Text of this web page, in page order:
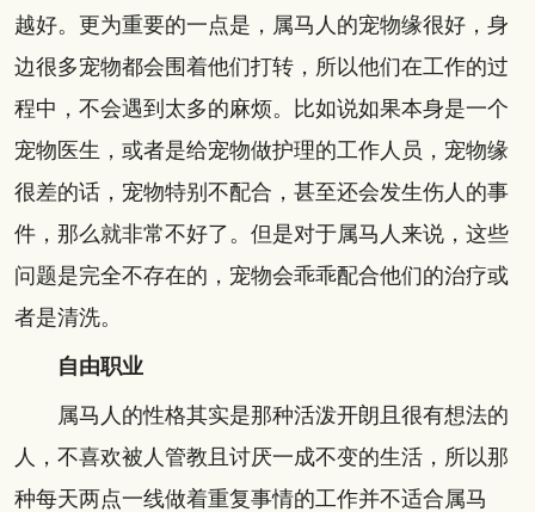
越好。更为重要的一点是，属马人的宠物缘很好，身
边很多宠物都会围着他们打转，所以他们在工作的过
程中，不会遇到太多的麻烦。比如说如果本身是一个
宠物医生，或者是给宠物做护理的工作人员，宠物缘
很差的话，宠物特别不配合，甚至还会发生伤人的事
件，那么就非常不好了。但是对于属马人来说，这些
问题是完全不存在的，宠物会乖乖配合他们的治疗或
者是清洗。
自由职业
属马人的性格其实是那种活泼开朗且很有想法的
人，不喜欢被人管教且讨厌一成不变的生活，所以那
种每天两点一线做着重复事情的工作并不适合属马